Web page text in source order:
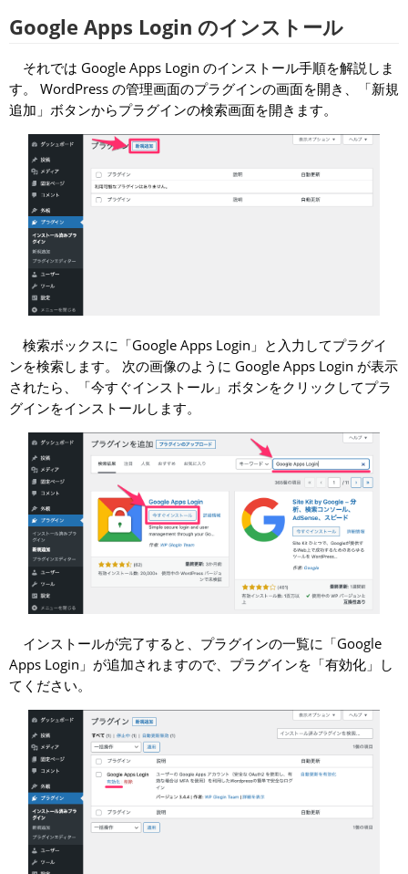
Google Apps Login のインストール
それでは Google Apps Login のインストール手順を解説しま
す。 WordPress の管理画面のプラグインの画面を開き、「新規
追加」ボタンからプラグインの検索画面を開きます。
検索ボックスに「Google Apps Login」と入力してプラグイ
ンを検索します。 次の画像のように Google Apps Login が表示
されたら、「今すぐインストール」ボタンをクリックしてプラ
グインをインストールします。
インストールが完了すると、プラグインの一覧に「Google
Apps Login」が追加されますので、プラグインを「有効化」し
てください。